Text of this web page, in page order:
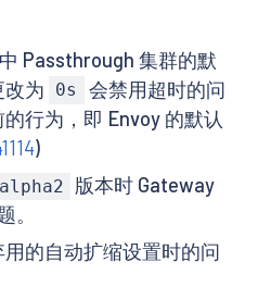
Passthrough 集群的默
改为 0s
会禁用超时的问
行为，即 Envoy 的默认
)
版本时 Gateway
。
的自动扩缩设置时的问